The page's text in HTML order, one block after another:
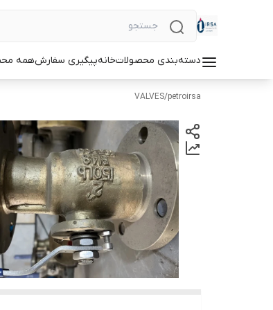
دسته‌بندی محصولاتخانهپیگیری سفارشهمه
petroirsa
/
VALVES